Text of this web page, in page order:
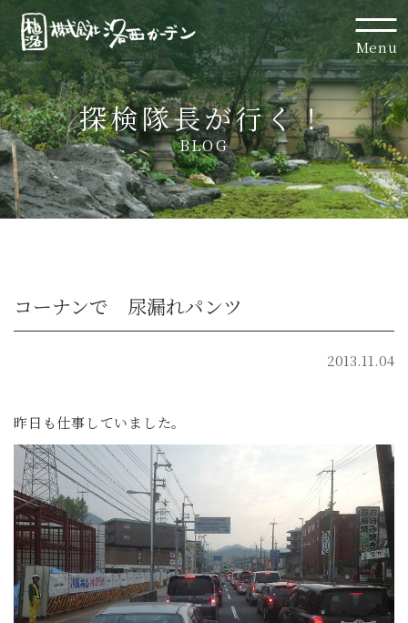
Menu
探検隊長が行く！
BLOG
コーナンで 尿漏れパンツ
2013.11.04
昨日も仕事していました。